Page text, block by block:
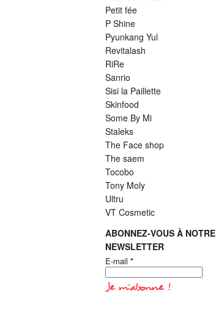
Petit fée
P Shine
Pyunkang Yul
Revitalash
RiRe
Sanrio
Sisi la Paillette
Skinfood
Some By Mi
Staleks
The Face shop
The saem
Tocobo
Tony Moly
Ultru
VT Cosmetic
ABONNEZ-VOUS À NOTRE
NEWSLETTER
E-mail *